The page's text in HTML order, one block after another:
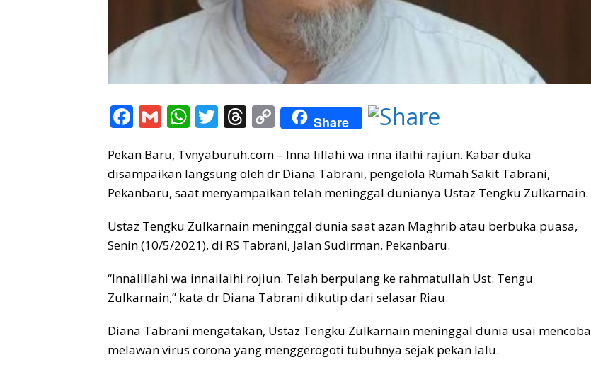
F
e
b
o
o
k
G
ai
l
W
at
s
A
p
p
T
itt
er
T
re
a
d
s
C
o
p
y
Li
n
k
Share
Pekan Baru, Tvnyaburuh.com – Inna lillahi wa inna ilaihi rajiun. Kabar duka
disampaikan langsung oleh dr Diana Tabrani, pengelola Rumah Sakit Tabrani,
Pekanbaru, saat menyampaikan telah meninggal dunianya Ustaz Tengku Zulkarnain.
Ustaz Tengku Zulkarnain meninggal dunia saat azan Maghrib atau berbuka puasa,
Senin (10/5/2021), di RS Tabrani, Jalan Sudirman, Pekanbaru.
“Innalillahi wa innailaihi rojiun. Telah berpulang ke rahmatullah Ust. Tengu
Zulkarnain,” kata dr Diana Tabrani dikutip dari selasar Riau.
Diana Tabrani mengatakan, Ustaz Tengku Zulkarnain meninggal dunia usai mencoba
melawan virus corona yang menggerogoti tubuhnya sejak pekan lalu.